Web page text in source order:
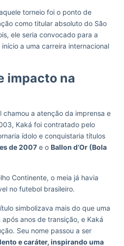
torneio foi o ponto de
como titular absoluto do São
ele seria convocado para a
início a uma carreira internacional
impacto na
chamou a atenção da imprensa e
Kaká foi contratado pelo
ídolo e conquistaria títulos
de 2007 e o Ballon d’Or (Bola
Continente, o meia já havia
no futebol brasileiro.
simbolizava mais do que uma
anos de transição, e Kaká
Seu nome passou a ser
e caráter, inspirando uma